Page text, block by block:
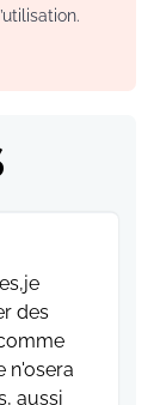
des
n'osera
aussi